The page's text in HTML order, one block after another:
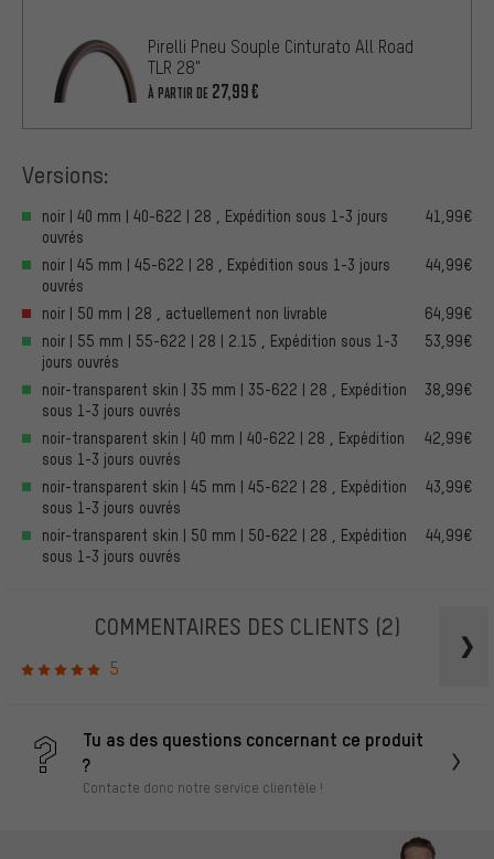
Pirelli Pneu Souple Cinturato All Road
TLR 28"
À PARTIR DE 27,99€
Versions:
noir | 40 mm | 40-622 | 28 , Expédition sous 1-3 jours
ouvrés
41,99€
noir | 45 mm | 45-622 | 28 , Expédition sous 1-3 jours
ouvrés
44,99€
noir | 50 mm | 28 , actuellement non livrable
64,99€
noir | 55 mm | 55-622 | 28 | 2.15 , Expédition sous 1-3
jours ouvrés
53,99€
noir-transparent skin | 35 mm | 35-622 | 28 , Expédition
sous 1-3 jours ouvrés
38,99€
noir-transparent skin | 40 mm | 40-622 | 28 , Expédition
sous 1-3 jours ouvrés
42,99€
noir-transparent skin | 45 mm | 45-622 | 28 , Expédition
sous 1-3 jours ouvrés
43,99€
noir-transparent skin | 50 mm | 50-622 | 28 , Expédition
sous 1-3 jours ouvrés
44,99€
COMMENTAIRES DES CLIENTS (2)
5
Tu as des questions concernant ce produit
?
Contacte donc notre service clientèle !